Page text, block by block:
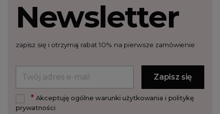
Newsletter
zapisz się i otrzymaj rabat 10% na pierwsze zamówienie
*Akceptuję ogólne warunki użytkowania i politykę
prywatności